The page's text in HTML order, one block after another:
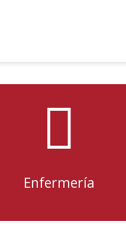

Enfermería